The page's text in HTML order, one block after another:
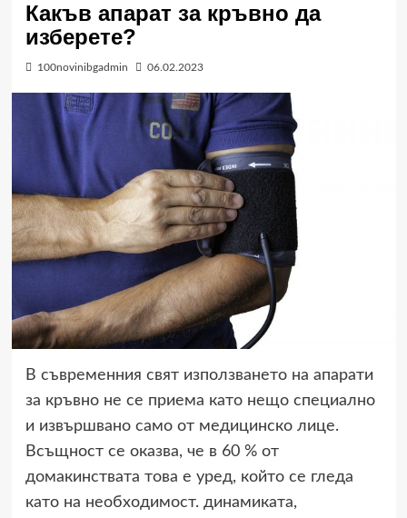
Какъв апарат за кръвно да
изберете?
100novinibgadmin 06.02.2023
В съвременния свят използването на апарати
за кръвно не се приема като нещо специално
и извършвано само от медицинско лице.
Всъщност се оказва, че в 60 % от
домакинствата това е уред, който се гледа
като на необходимост. динамиката,